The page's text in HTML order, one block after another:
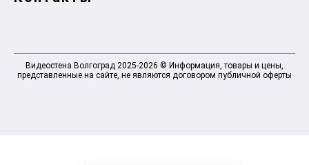
Видеостена Волгоград 2025-2026 © Информация, товары и цены,
представленные на сайте, не являются договором публичной оферты